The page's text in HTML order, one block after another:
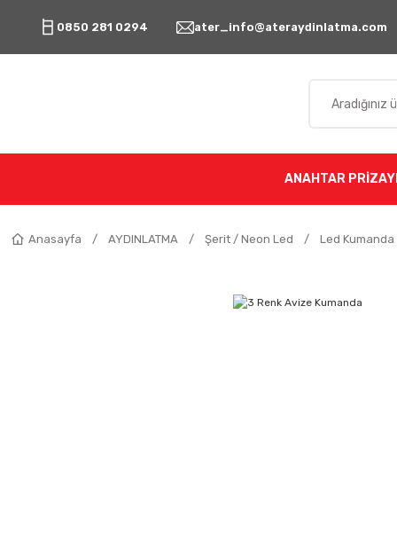
0850 281 0294 ater_info@ateraydinlatma.com
ANAHTAR PRİZ
Anasayfa AYDINLATMA Şerit / Neon Led Led Kumanda